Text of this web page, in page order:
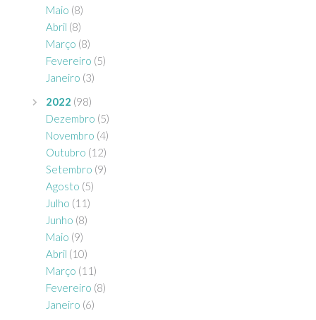
Maio (8)
Abril (8)
Março (8)
Fevereiro (5)
Janeiro (3)
2022 (98)
Dezembro (5)
Novembro (4)
Outubro (12)
Setembro (9)
Agosto (5)
Julho (11)
Junho (8)
Maio (9)
Abril (10)
Março (11)
Fevereiro (8)
Janeiro (6)